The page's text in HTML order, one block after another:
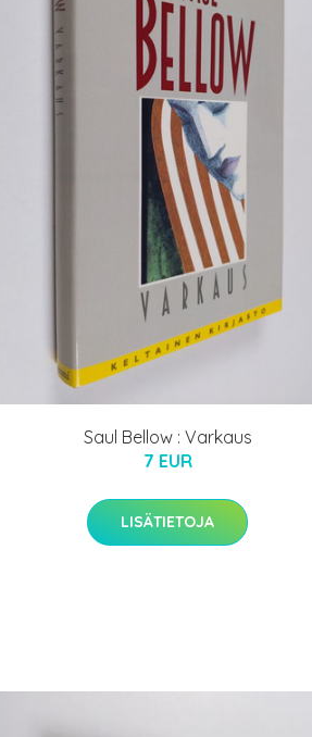
Saul Bellow : Varkaus
7 EUR
LISÄTIETOJA